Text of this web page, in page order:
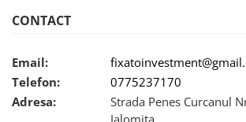
CONTACT
Email:
Telefon:
0775237170
Adresa:
Strada Penes Curcanul
Ialomita